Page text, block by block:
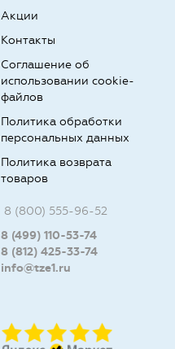
Акции
Контакты
Соглашение об
использовании cookie-
файлов
Политика обработки
персональных данных
Политика возврата
товаров
8 (800) 555-96-52
8 (499) 110-53-74
8 (812) 425-33-74
info@tze1.ru